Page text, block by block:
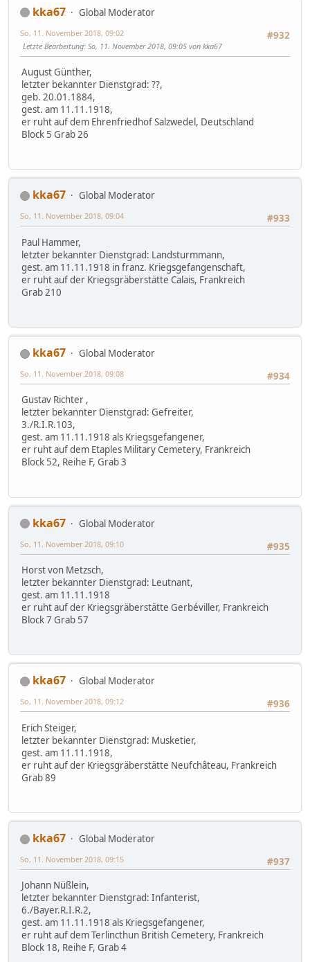
kka67
Global Moderator
#932
So, 11. November 2018, 09:02
Letzte Bearbeitung: So, 11. November 2018, 09:05 von kka67
August Günther,
letzter bekannter Dienstgrad: ??,
geb. 20.01.1884,
gest. am 11.11.1918,
er ruht auf dem Ehrenfriedhof Salzwedel, Deutschland
Block 5 Grab 26
kka67
Global Moderator
#933
So, 11. November 2018, 09:04
Paul Hammer,
letzter bekannter Dienstgrad: Landsturmmann,
gest. am 11.11.1918 in franz. Kriegsgefangenschaft,
er ruht auf der Kriegsgräberstätte Calais, Frankreich
Grab 210
kka67
Global Moderator
#934
So, 11. November 2018, 09:08
Gustav Richter ,
letzter bekannter Dienstgrad: Gefreiter,
3./R.I.R.103,
gest. am 11.11.1918 als Kriegsgefangener,
er ruht auf dem Etaples Military Cemetery, Frankreich
Block 52, Reihe F, Grab 3
kka67
Global Moderator
#935
So, 11. November 2018, 09:10
Horst von Metzsch,
letzter bekannter Dienstgrad: Leutnant,
gest. am 11.11.1918
er ruht auf der Kriegsgräberstätte Gerbéviller, Frankreich
Block 7 Grab 57
kka67
Global Moderator
#936
So, 11. November 2018, 09:12
Erich Steiger,
letzter bekannter Dienstgrad: Musketier,
gest. am 11.11.1918,
er ruht auf der Kriegsgräberstätte Neufchâteau, Frankreich
Grab 89
kka67
Global Moderator
#937
So, 11. November 2018, 09:15
Johann Nüßlein,
letzter bekannter Dienstgrad: Infanterist,
6./Bayer.R.I.R.2,
gest. am 11.11.1918 als Kriegsgefangener,
er ruht auf dem Terlincthun British Cemetery, Frankreich
Block 18, Reihe F, Grab 4